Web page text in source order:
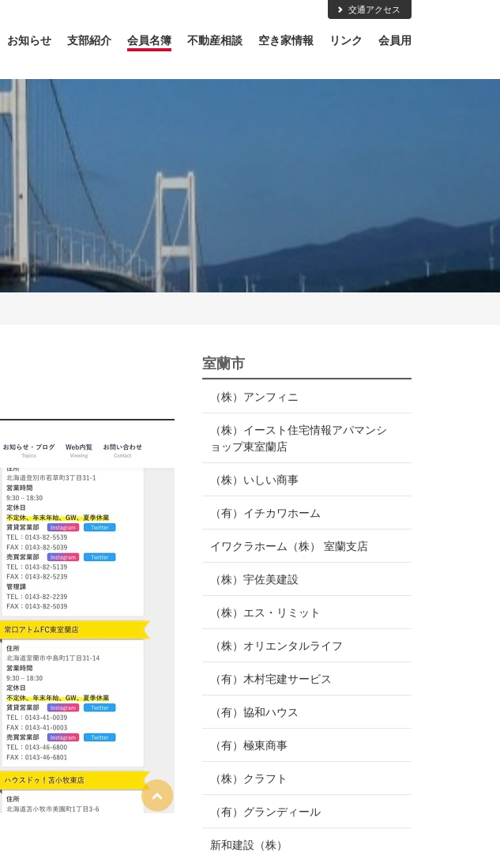
交通アクセス
お知らせ 支部紹介 会員名簿 不動産相談 空き家情報 リンク 会員用
室蘭市
（株）アンフィニ
（株）イースト住宅情報アパマンシ
ョップ東室蘭店
（株）いしい商事
（有）イチカワホーム
イワクラホーム（株） 室蘭支店
（株）宇佐美建設
（株）エス・リミット
（株）オリエンタルライフ
（有）木村宅建サービス
（有）協和ハウス
（有）極東商事
（株）クラフト
（有）グランディール
新和建設（株）